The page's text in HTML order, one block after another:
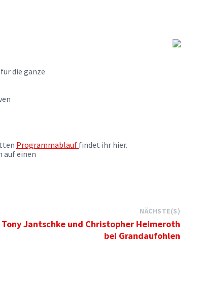
die ganze
Programmablauf findet ihr hier.
auf einen
NÄCHSTE(S)
Tony Jantschke und Christopher Heimeroth
bei Grandaufohlen